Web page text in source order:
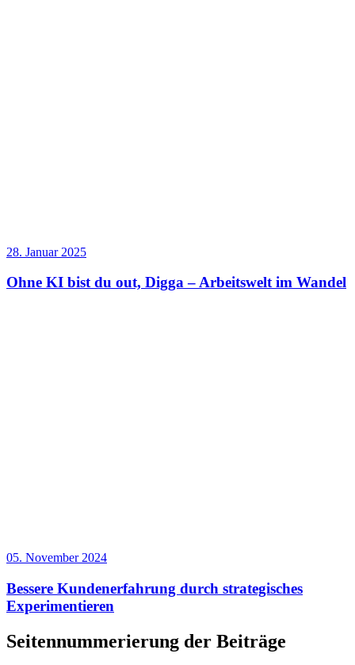
28. Januar 2025
Ohne KI bist du out, Digga – Arbeitswelt im Wandel
05. November 2024
Bessere Kundenerfahrung durch strategisches
Experimentieren
Seitennummerierung der Beiträge